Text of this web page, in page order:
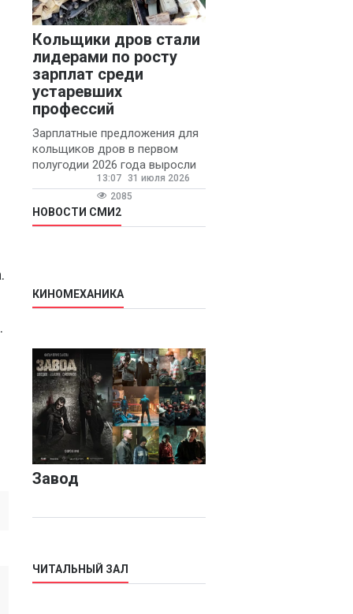
Кольщики дров стали
лидерами по росту
зарплат среди
устаревших
профессий
Зарплатные предложения для
кольщиков дров в первом
полугодии 2026 года выросли
на 58% - 62 тысяч рублей в
месяц, сообщает агентство
«Прайм».
13:07
31 июля 2026
2085
НОВОСТИ СМИ2
КИНОМЕХАНИКА
Завод
ЧИТАЛЬНЫЙ ЗАЛ